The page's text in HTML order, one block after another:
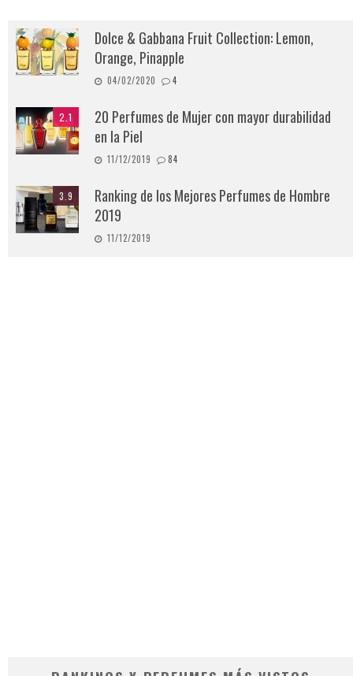
Dolce & Gabbana Fruit Collection: Lemon,
Orange, Pinapple
04/02/2020 4
2.1
20 Perfumes de Mujer con mayor durabilidad
en la Piel
11/12/2019 84
3.9
Ranking de los Mejores Perfumes de Hombre
2019
11/12/2019